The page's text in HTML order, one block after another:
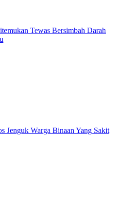
Tewas Bersimbah Darah
Jenguk Warga Binaan Yang Sakit